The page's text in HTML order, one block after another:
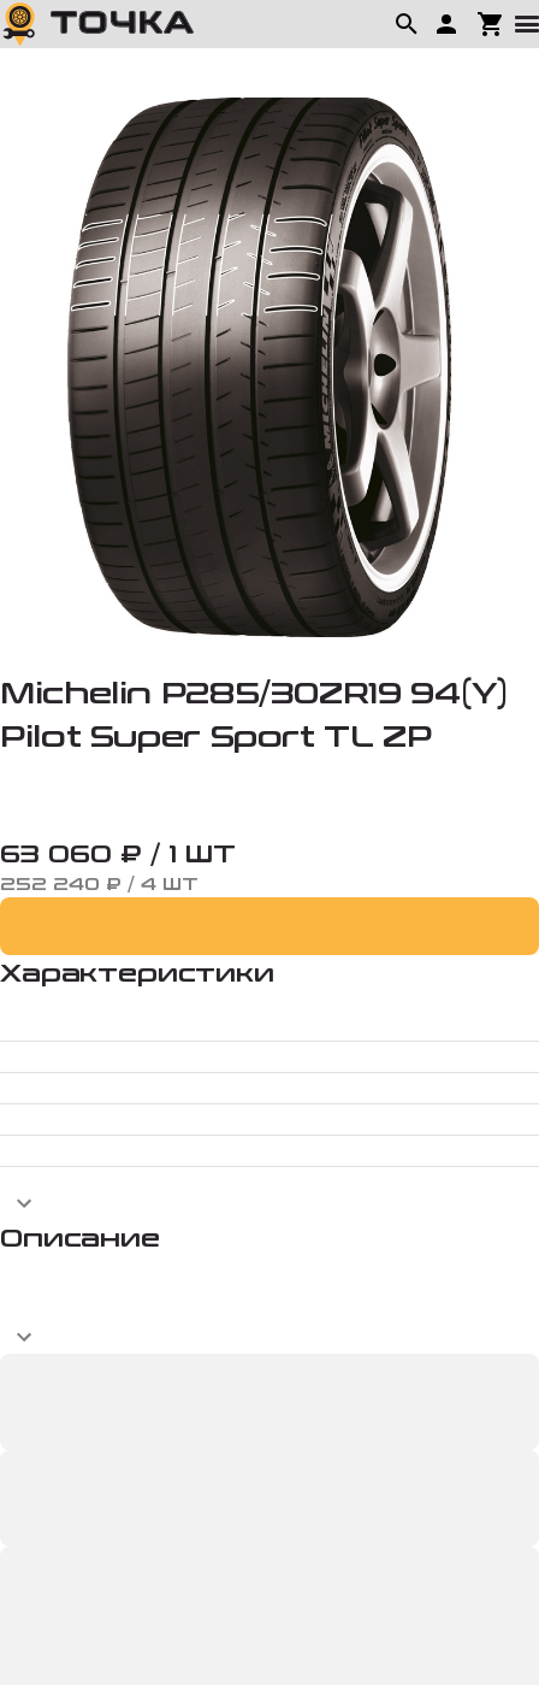
Michelin P285/30ZR19 94(Y)
Pilot Super Sport TL ZP
63 060 ₽ / 1 ШТ
252 240 ₽ / 4 ШТ
Характеристики
Описание